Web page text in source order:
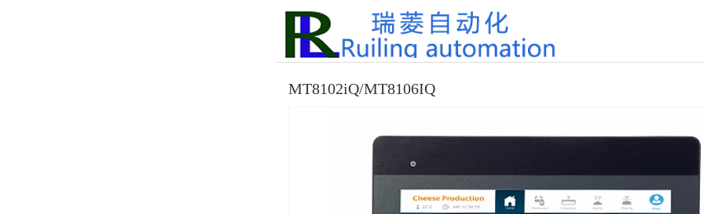
MT8102iQ/MT8106IQ